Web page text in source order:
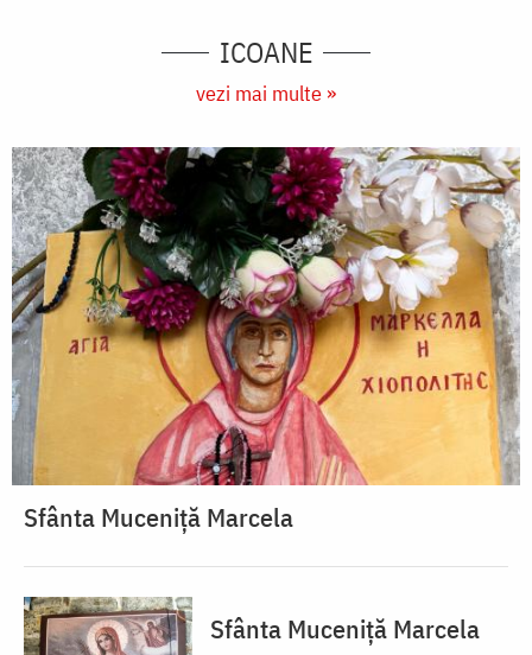
ICOANE
vezi mai multe »
Sfânta Muceniță Marcela
Sfânta Muceniță Marcela